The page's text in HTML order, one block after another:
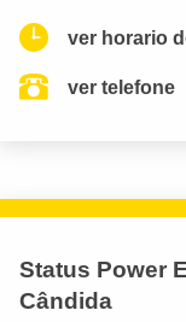
ver horario
ver telefone
Status Power
Cândida